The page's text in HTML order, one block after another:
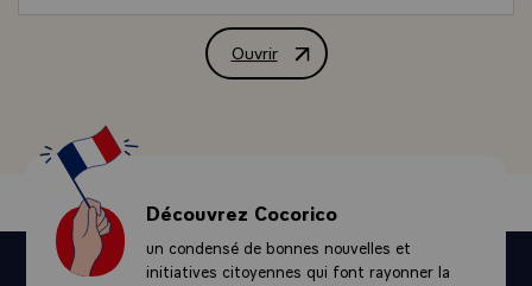
manqueront pas d’en faire autant, - le maréchal Tchang-Kaï-chek, après
avoir conduit la Chine à la victoire alliée qui scella dans le Pacifique la
deuxième guerre mondiale, avait-il tenté de canaliser le torrent. Mais
direct de leurs forces sur le continent, durent renoncer à le lui laisser, il
se replia sur Formose et le régime communiste, longuement préparé
par Mao-Tsé-Toung, établit sa dictature. Il y a quinze ans de cela.
Depuis lors, l’énorme effort qui, de toute façon, s’imposait, quant à la
mise en valeur des ressources naturelles, au développement industriel,
à la production agricole, à l’instruction de la nation, à la lutte contre les
Ouvrir
Conférence de presse du général de
Découvrez Cocorico
un condensé de bonnes nouvelles et
initiatives citoyennes qui font rayonner la